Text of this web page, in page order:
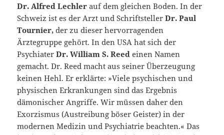
Dr. Alfred Lechler auf dem gleichen Boden. In der
Schweiz ist es der Arzt und SchriftstellerDr. Paul
Tournier, der zu dieser hervorragenden
Ärztegruppe gehört. In den USA hat sich der
PsychiaterDr. William S. Reed einen Namen
gemacht. Dr. Reed macht aus seiner Überzeugung
keinen Hehl. Er erklärte: »Viele psychischen und
physischen Erkrankungen sind das Ergebnis
dämonischer Angriffe. Wir müssen daher den
Exorzismus (Austreibung böser Geister) in der
modernen Medizin und Psychiatrie beachten.« Das